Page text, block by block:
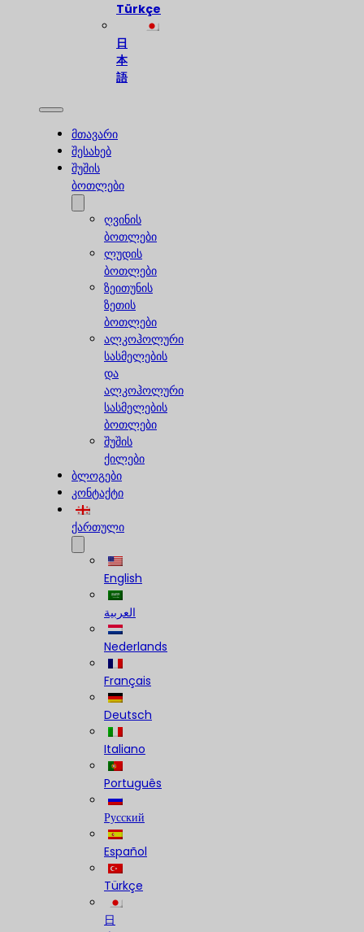
Türkçe
日
本
語
მთავარი
შესახებ
შუშის
ბოთლები
ღვინის
ბოთლები
ლუდის
ბოთლები
ზეითუნის
ზეთის
ბოთლები
ალკოჰოლური
სასმელების
და
ალკოჰოლური
სასმელების
ბოთლები
შუშის
ქილები
ბლოგები
კონტაქტი
ქართული
English
العربية
Nederlands
Français
Deutsch
Italiano
Português
Русский
Español
Türkçe
日